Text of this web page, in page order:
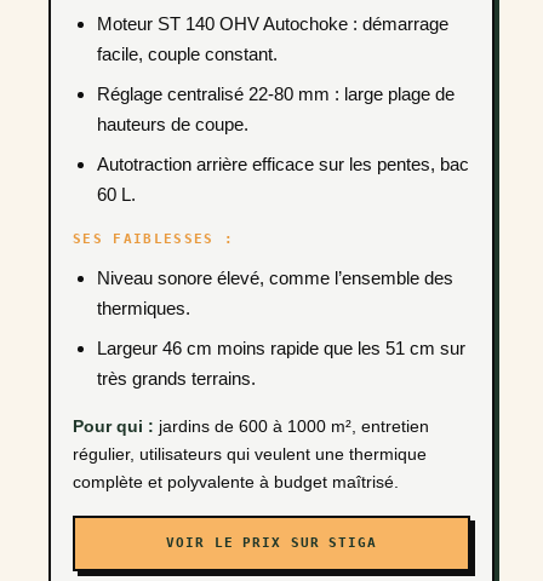
Moteur ST 140 OHV Autochoke : démarrage
facile, couple constant.
Réglage centralisé 22-80 mm : large plage de
hauteurs de coupe.
Autotraction arrière efficace sur les pentes, bac
60 L.
SES FAIBLESSES :
Niveau sonore élevé, comme l’ensemble des
thermiques.
Largeur 46 cm moins rapide que les 51 cm sur
très grands terrains.
Pour qui : jardins de 600 à 1000 m², entretien
régulier, utilisateurs qui veulent une thermique
complète et polyvalente à budget maîtrisé.
VOIR LE PRIX SUR STIGA